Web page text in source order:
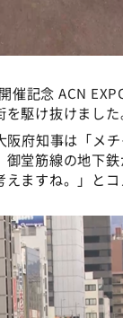
記念 ACN
駆け抜けました
阪府知事は「メ
堂筋線の地下
ますね。」とコ